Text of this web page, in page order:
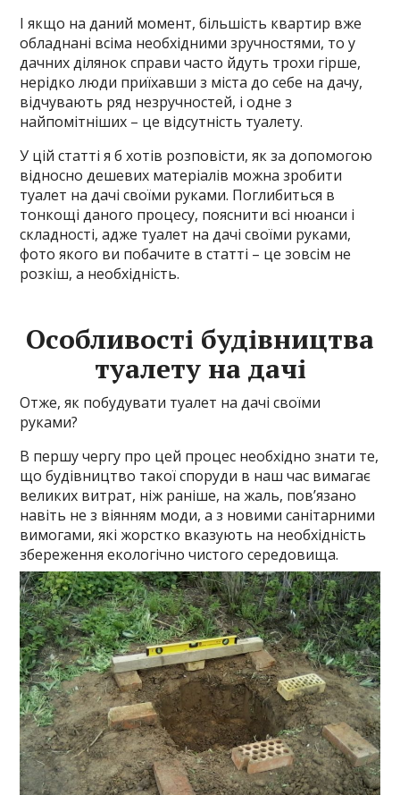
І якщо на даний момент, більшість квартир вже
обладнані всіма необхідними зручностями, то у
дачних ділянок справи часто йдуть трохи гірше,
нерідко люди приїхавши з міста до себе на дачу,
відчувають ряд незручностей, і одне з
найпомітніших – це відсутність туалету.
У цій статті я б хотів розповісти, як за допомогою
відносно дешевих матеріалів можна зробити
туалет на дачі своїми руками. Поглибиться в
тонкощі даного процесу, пояснити всі нюанси і
складності, адже туалет на дачі своїми руками,
фото якого ви побачите в статті – це зовсім не
розкіш, а необхідність.
Особливості будівництва
туалету на дачі
Отже, як побудувати туалет на дачі своїми
руками?
В першу чергу про цей процес необхідно знати те,
що будівництво такої споруди в наш час вимагає
великих витрат, ніж раніше, на жаль, пов’язано
навіть не з віянням моди, а з новими санітарними
вимогами, які жорстко вказують на необхідність
збереження екологічно чистого середовища.